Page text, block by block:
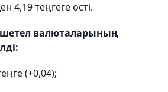
4,19 теңгеге өсті.
валюталарының
(+0,04);